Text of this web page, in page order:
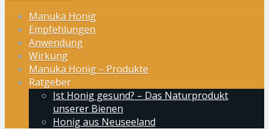
Manuka Honig
Empfehlungen
Anwendung
Wirkung
Manuka Honig – Produkte
Ratgeber
Ist Honig gesund? – Das Naturprodukt
unserer Bienen
Honig aus Neuseeland